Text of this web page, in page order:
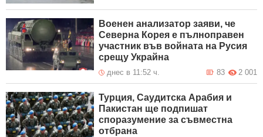
Военен анализатор заяви, че
Северна Корея е пълноправен
участник във войната на Русия
срещу Украйна
днес в 11:52 ч. 2 001
83
Турция, Саудитска Арабия и
Пакистан ще подпишат
споразумение за съвместна
отбрана